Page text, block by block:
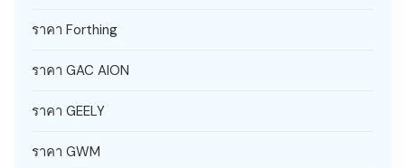
ราคา Forthing
ราคา GAC AION
ราคา GEELY
ราคา GWM